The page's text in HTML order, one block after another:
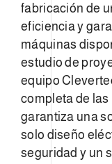
fabricación de
eficiencia y
máquinas
estudio de
equipo
completa de las
garantiza una
solo diseño
seguridad y un